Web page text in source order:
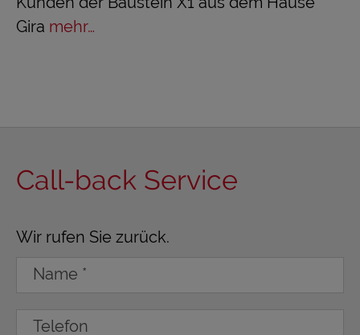
Gira mehr…
Call-back Service
Wir rufen Sie zurück.